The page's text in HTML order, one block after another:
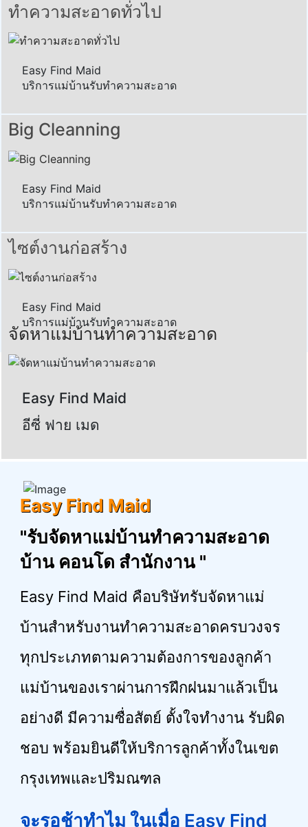
ทำความสะอาดทั่วไป
Easy Find Maid
บริการแม่บ้านรับทำความสะอาด
Big Cleanning
Easy Find Maid
บริการแม่บ้านรับทำความสะอาด
ไซต์งานก่อสร้าง
Easy Find Maid
บริการแม่บ้านรับทำความสะอาด
จัดหาแม่บ้านทำความสะอาด
Easy Find Maid
อีซี่ ฟาย เมด
Easy Find Maid
"รับจัดหาแม่บ้านทำความสะอาด
บ้าน คอนโด สำนักงาน "
Easy Find Maid คือบริษัทรับจัดหาแม่
บ้านสำหรับงานทำความสะอาดครบวงจร
ทุกประเภทตามความต้องการของลูกค้า
แม่บ้านของเราผ่านการฝึกฝนมาแล้วเป็น
อย่างดี มีความซื่อสัตย์ ตั้งใจทำงาน รับผิด
ชอบ พร้อมยินดีให้บริการลูกค้าทั้งในเขต
กรุงเทพและปริมณฑล
จะรอช้าทำไม ในเมื่อ Easy Find